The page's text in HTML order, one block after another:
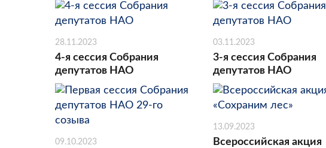
28.11.2023
4-я сессия Собрания
депутатов НАО
03.11.2023
3-я сессия Собрания
депутатов НАО
09.10.2023
13.09.2023
Всероссийская акция